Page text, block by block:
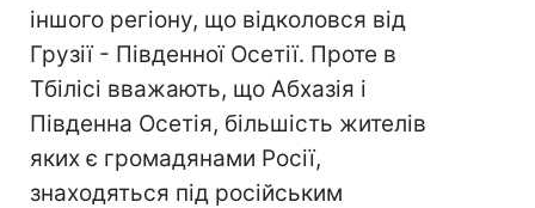
іншого регіону, що відколовся від
Грузії - Південної Осетії. Проте в
Тбілісі вважають, що Абхазія і
Південна Осетія, більшість жителів
яких є громадянами Росії,
знаходяться під російським